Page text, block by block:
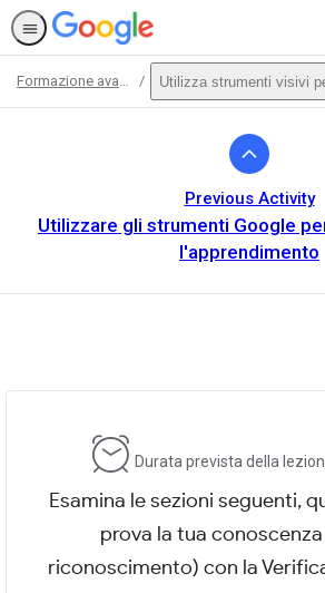
Formazione avanzata Utilizza strumenti visivi
Previous Activity
Utilizzare gli strumenti Google
l'apprendimento
Durata prevista della
Esamina le sezioni seguenti,
prova la tua
riconoscimento) con la